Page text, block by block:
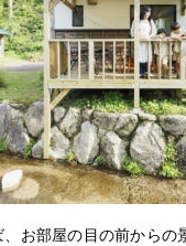
お部屋の目の前からの